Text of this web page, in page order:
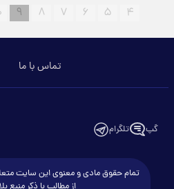
۴ ۵ ۶ ۷ ۸ ۹
تماس با ما
گپ تلگرام
تمام حقوق مادی و معنوی این سایت